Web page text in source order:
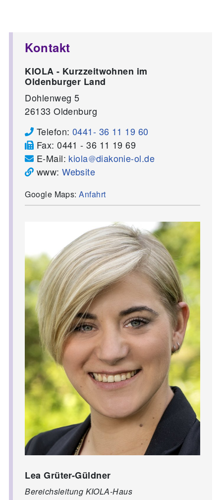
Kontakt
KIOLA - Kurzzeitwohnen im
Oldenburger Land
Dohlenweg 5
26133 Oldenburg
Telefon: 0441- 36 11 19 60
Fax:0441 - 36 11 19 69
E-Mail: kiola
diakonie-ol.de
www:Website
Google Maps:Anfahrt
Lea Grüter-Güldner
Bereichsleitung KIOLA-Haus